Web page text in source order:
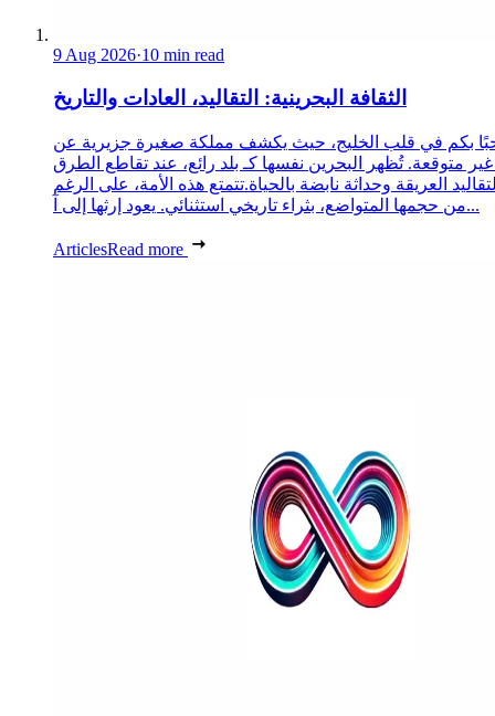
9 Aug 2026·10 min read
الثقافة البحرينية: التقاليد، العادات والتاريخ
بكم في قلب الخليج، حيث يكشف مملكة صغيرة جزيرية عن
متوقعة. تُظهر البحرين نفسها كـ بلد رائع، عند تقاطع الطرق
العريقة وحداثة نابضة بالحياة.تتمتع هذه الأمة، على الرغم
من حجمها المتواضع، بثراء تاريخي استثنائي. يعود إرثها إلى آ...
ArticlesRead more